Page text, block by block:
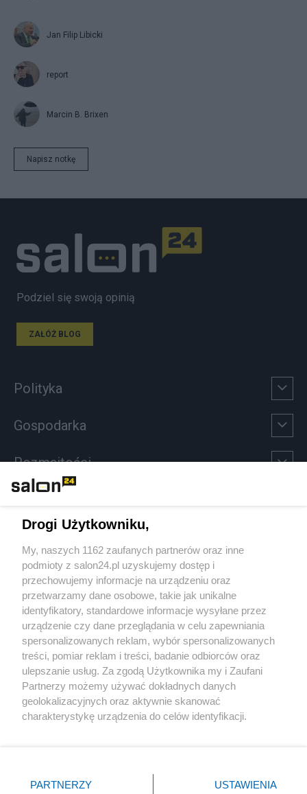
Jan Filip Libicki
report
Marcin B. Brixen
Napisz notkę
Podziel się swoją opinią
ZAŁÓŻ BLOG
Polityka
Gospodarka
Rozmaitości
Sport
Społeczeństwo
Kultura
X Facebook Instagram Youtube
Drogi Użytkowniku,
My, naszych 1162 zaufanych partnerów oraz inne
podmioty z salon24.pl uzyskujemy dostęp i
przechowujemy informacje na urządzeniu oraz
przetwarzamy dane osobowe, takie jak unikalne
identyfikatory, standardowe informacje wysyłane przez
urządzenie czy dane przeglądania w celu zapewniania
spersonalizowanych reklam, wybór spersonalizowanych
treści, pomiar reklam i treści, badanie odbiorców oraz
ulepszanie usług. Za zgodą Użytkownika my i Zaufani
Partnerzy możemy używać dokładnych danych
geolokalizacyjnych oraz aktywnie skanować
charakterystykę urządzenia do celów identyfikacji.
zmienić/wycofać klikając przycisk ustawień prywatności
PARTNERZY USTAWIENIA